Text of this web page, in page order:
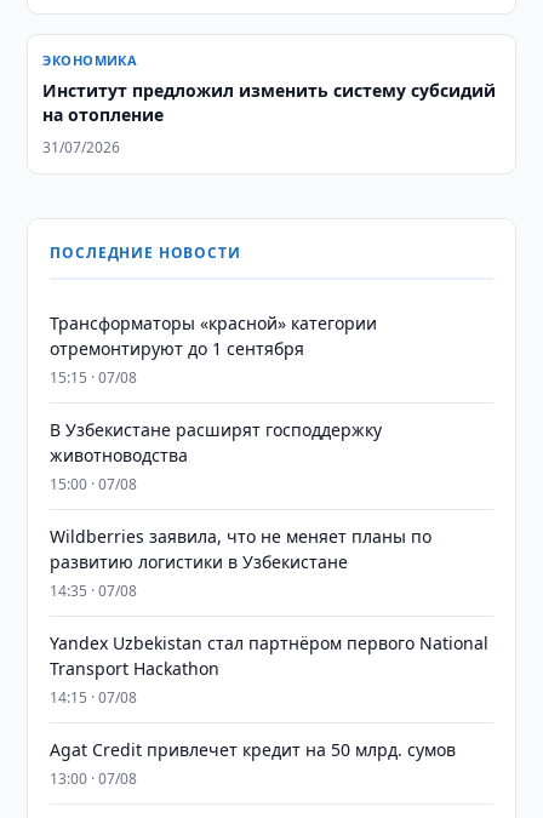
ЭКОНОМИКА
Институт предложил изменить систему субсидий
на отопление
31/07/2026
ПОСЛЕДНИЕ НОВОСТИ
Трансформаторы «красной» категории
отремонтируют до 1 сентября
15:15 · 07/08
В Узбекистане расширят господдержку
животноводства
15:00 · 07/08
Wildberries заявила, что не меняет планы по
развитию логистики в Узбекистане
14:35 · 07/08
Yandex Uzbekistan стал партнёром первого National
Transport Hackathon
14:15 · 07/08
Agat Credit привлечет кредит на 50 млрд. сумов
13:00 · 07/08